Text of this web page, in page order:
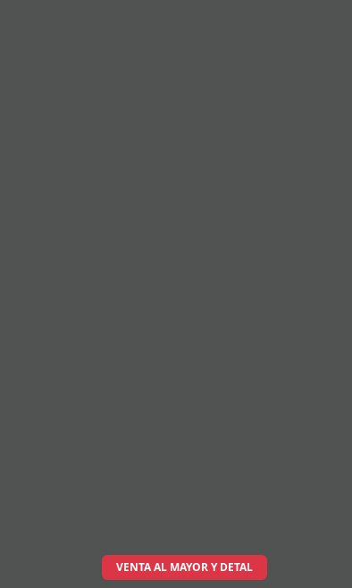
VENTA AL MAYOR Y DETAL